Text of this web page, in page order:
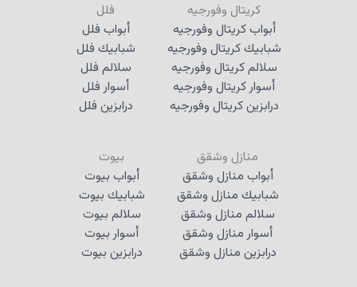
كريتال وفورجيه
أبواب كريتال وفورجيه
شبابيك كريتال وفورجيه
سلالم كريتال وفورجيه
أسوار كريتال وفورجيه
درابزين كريتال وفورجيه
فلل
أبواب فلل
شبابيك فلل
سلالم فلل
أسوار فلل
درابزين فلل
منازل وشقق
أبواب منازل وشقق
شبابيك منازل وشقق
سلالم منازل وشقق
أسوار منازل وشقق
درابزين منازل وشقق
بيوت
أبواب بيوت
شبابيك بيوت
سلالم بيوت
أسوار بيوت
درابزين بيوت